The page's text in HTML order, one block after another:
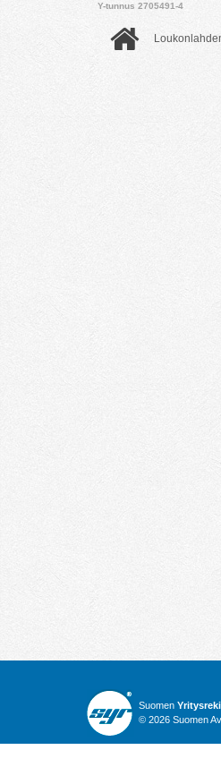
Y-tunnus 2705491-4
Suomen
© 2026 Suomen